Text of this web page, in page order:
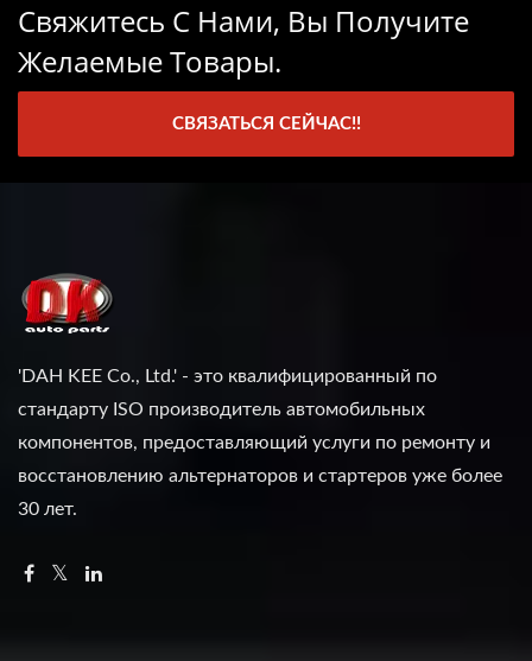
Свяжитесь С Нами, Вы Получите
Желаемые Товары.
СВЯЗАТЬСЯ СЕЙЧАС!!
'DAH KEE Co., Ltd.' - это квалифицированный по
стандарту ISO производитель автомобильных
компонентов, предоставляющий услуги по ремонту и
восстановлению альтернаторов и стартеров уже более
30 лет.